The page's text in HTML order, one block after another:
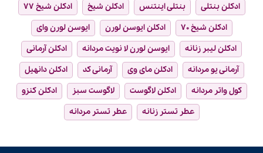
ادکلن بنتلی
بنتلی اینتنس ادکلن شیخ
ادکلن شیخ ۷۷
ادکلن شیخ ۷۰
ادکلن ایوسن لورن
ایوسن لورن وای
ادکلن لیبر زنانه
ایوسن لورن لا نویت مردانه
ادکلن آرمانی
آرمانی یو مردانه
ادکلن مای وی آرمانی کد
ادکلن دانهیل
کول واتر مردانه
ادکلن لاگوست لاگوست سبز
ادکلن کنزو
عطر تستر زنانه
عطر تستر مردانه